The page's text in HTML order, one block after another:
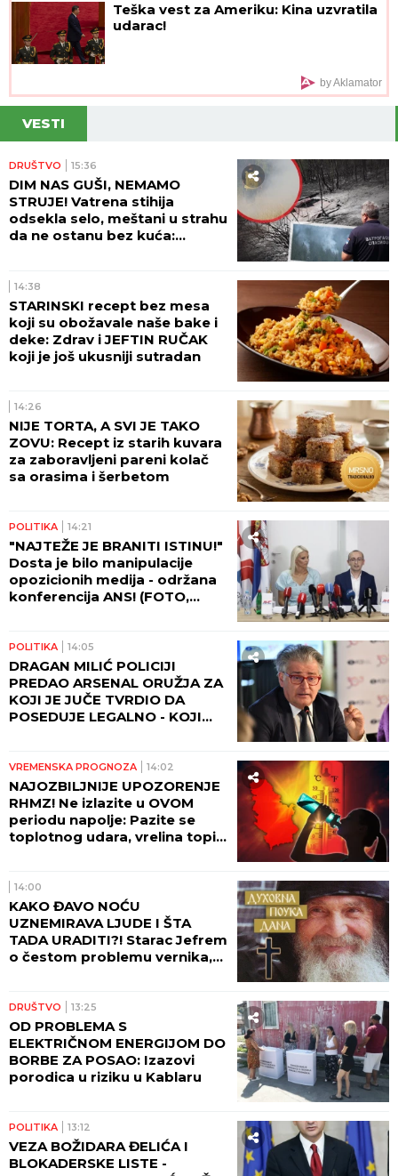
Teška vest za Ameriku: Kina uzvratila
udarac!
by Aklamator
VESTI
DRUŠTVO 15:36
DIM NAS GUŠI, NEMAMO
STRUJE! Vatrena stihija
odsekla selo, meštani u strahu
da ne ostanu bez kuća:
14:38
STARINSKI recept bez mesa
koji su obožavale naše bake i
deke: Zdrav i JEFTIN RUČAK
koji je još ukusniji sutradan
14:26
NIJE TORTA, A SVI JE TAKO
ZOVU: Recept iz starih kuvara
za zaboravljeni pareni kolač
sa orasima i šerbetom
POLITIKA 14:21
"NAJTEŽE JE BRANITI ISTINU!"
Dosta je bilo manipulacije
opozicionih medija - održana
konferencija ANS! (FOTO,
POLITIKA 14:05
DRAGAN MILIĆ POLICIJI
PREDAO ARSENAL ORUŽJA ZA
KOJI JE JUČE TVRDIO DA
POSEDUJE LEGALNO - KOJI
VREMENSKA PROGNOZA 14:02
NAJOZBILJNIJE UPOZORENJE
RHMZ! Ne izlazite u OVOM
periodu napolje: Pazite se
toplotnog udara, vrelina topi
14:00
KAKO ĐAVO NOĆU
UZNEMIRAVA LJUDE I ŠTA
TADA URADITI?! Starac Jefrem
o čestom problemu vernika,
DRUŠTVO 13:25
OD PROBLEMA S
ELEKTRIČNOM ENERGIJOM DO
BORBE ZA POSAO: Izazovi
porodica u riziku u Kablaru
POLITIKA 13:12
VEZA BOŽIDARA ĐELIĆA I
BLOKADERSKE LISTE -